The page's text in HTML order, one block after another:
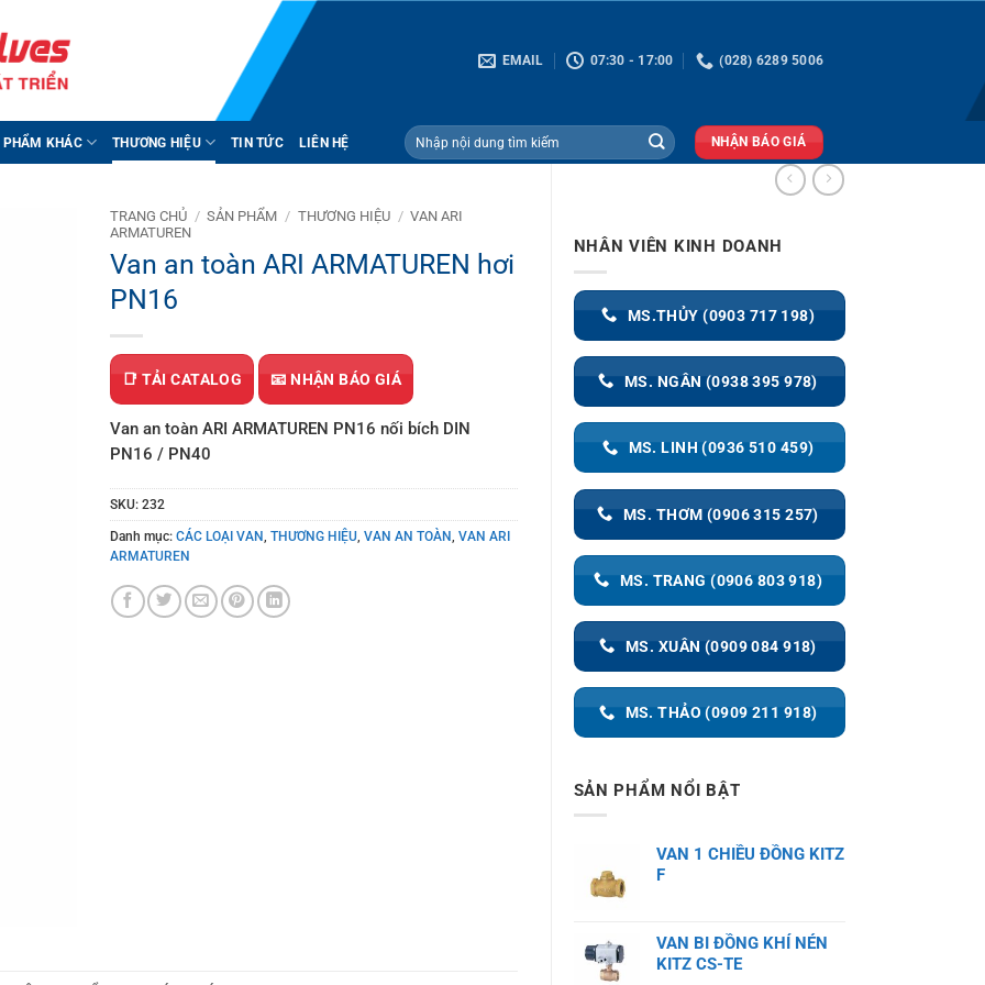
EMAIL 07:30 - 17:00 (028) 6289 5006
PHẨM KHÁC THƯƠNG HIỆU TIN TỨC LIÊN HỆ
Tìm
kiếm:
NHẬN BÁO GIÁ
NHÂN VIÊN KINH DOANH
MS.THỦY (0903 717 198)
MS. NGÂN (0938 395 978)
MS. LINH (0936 510 459)
MS. THƠM (0906 315 257)
MS. TRANG (0906 803 918)
MS. XUÂN (0909 084 918)
MS. THẢO (0909 211 918)
SẢN PHẨM NỔI BẬT
VAN 1 CHIỀU ĐỒNG KITZ
F
VAN BI ĐỒNG KHÍ NÉN
KITZ CS-TE
TRANG CHỦ / SẢN PHẨM / THƯƠNG HIỆU / VAN ARI
ARMATUREN
Van an toàn ARI ARMATUREN hơi
PN16
📑 TẢI CATALOG 📧 NHẬN BÁO GIÁ
Van an toàn ARI ARMATUREN PN16 nối bích DIN
PN16 / PN40
SKU: 232
Danh mục: CÁC LOẠI VAN, THƯƠNG HIỆU, VAN AN TOÀN, VAN ARI
ARMATUREN